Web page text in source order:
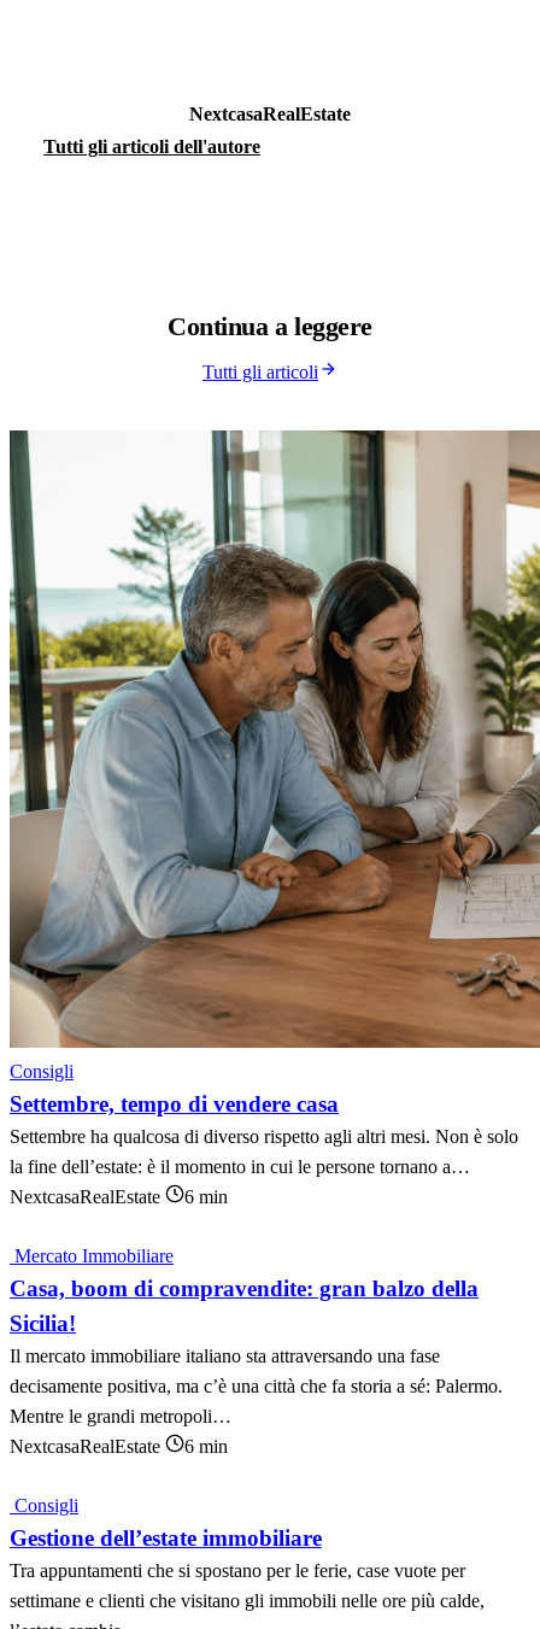
NextcasaRealEstate
Tutti gli articoli dell'autore
Continua aleggere
Tutti gli articoli
Consigli
Settembre, tempo di vendere casa
Settembre ha qualcosa di diverso rispetto agli altri mesi. Non è solo
la fine dell’estate: è il momento in cui le persone tornano a…
NextcasaRealEstate
6 min
Mercato Immobiliare
Casa, boom di compravendite: gran balzo della
Sicilia!
Il mercato immobiliare italiano sta attraversando una fase
decisamente positiva, ma c’è una città che fa storia a sé: Palermo.
Mentre le grandi metropoli…
NextcasaRealEstate
6 min
Consigli
Gestione dell’estate immobiliare
Tra appuntamenti che si spostano per le ferie, case vuote per
settimane e clienti che visitano gli immobili nelle ore più calde,